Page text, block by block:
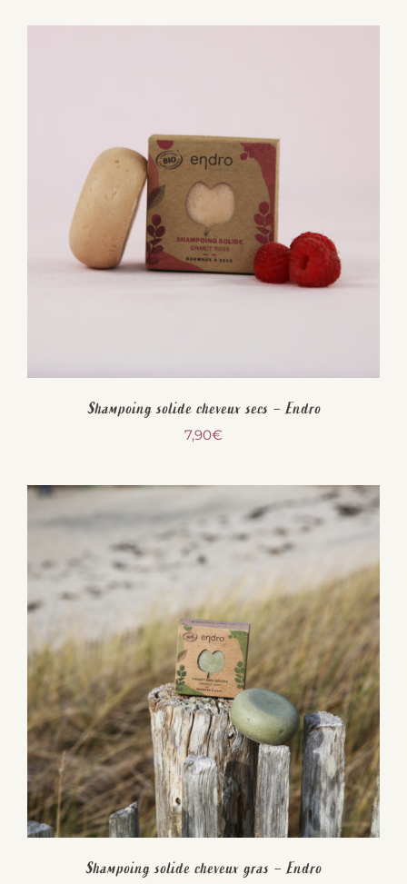
Shampoing solide cheveux secs – Endro
7,90€
Shampoing solide cheveux gras – Endro